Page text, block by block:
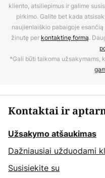
kliento, atsiliepimus ir galime
pirkimo. Galite bet kada
naujienlaiškio pabaigoje
žinutę per kontaktinę formą.
*Gali būti taikoma užsakymams,
Kontaktai ir
Užsakymo atšaukimas
Dažniausiai užduodami
Susisiekite su